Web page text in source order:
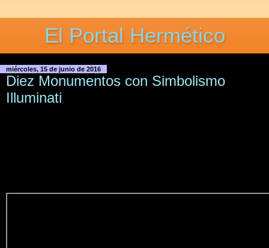
El Portal Hermético
miércoles, 15 de junio de 2016
Diez Monumentos con Simbolismo
Illuminati